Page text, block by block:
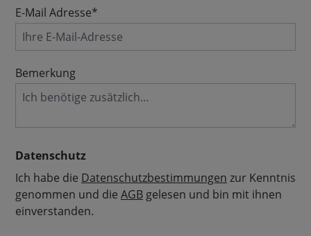
E-Mail Adresse*
Bemerkung
Datenschutz
Ich habe die Datenschutzbestimmungen zur Kenntnis
genommen und die AGB gelesen und bin mit ihnen
einverstanden.